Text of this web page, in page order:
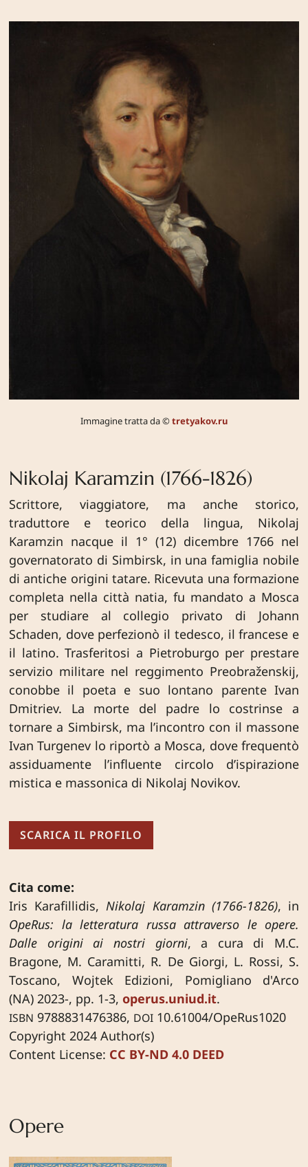
Immagine tratta da ©tretyakov.ru
Nikolaj Karamzin (1766-1826)
Scrittore, viaggiatore, ma anche storico,
traduttore e teorico della lingua, Nikolaj
Karamzin nacque il 1° (12) dicembre 1766 nel
governatorato di Simbirsk, in una famiglia nobile
di antiche origini tatare. Ricevuta una formazione
completa nella città natia, fu mandato a Mosca
per studiare al collegio privato di Johann
Schaden, dove perfezionò il tedesco, il francese e
il latino. Trasferitosi a Pietroburgo per prestare
servizio militare nel reggimento Preobraženskij,
conobbe il poeta e suo lontano parente Ivan
Dmitriev. La morte del padre lo costrinse a
tornare a Simbirsk, ma l’incontro con il massone
Ivan Turgenev lo riportò a Mosca, dove frequentò
assiduamente l’influente circolo d’ispirazione
mistica e massonica di Nikolaj Novikov.
SCARICA IL PROFILO
Cita come:
Iris Karafillidis,Nikolaj Karamzin (1766-1826), in
OpeRus: la letteratura russa attraverso le opere.
Dalle origini ai nostri giorni, a cura di M.C.
Bragone, M. Caramitti, R. De Giorgi, L. Rossi, S.
Toscano, Wojtek Edizioni, Pomigliano d'Arco
(NA) 2023-, pp. 1-3, operus.uniud.it.
ISBN 9788831476386, DOI 10.61004/OpeRus1020
Copyright 2024 Author(s)
Content License: CC BY-ND 4.0 DEED
Opere